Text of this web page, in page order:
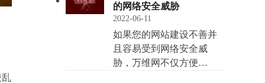
乱
的网络安全威胁
2022-06-11
如果您的网站建设不善并
且容易受到网络安全威
胁，万维网不仅方便…